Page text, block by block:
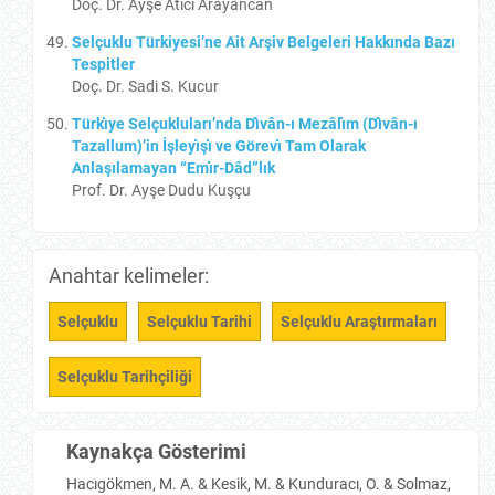
Doç. Dr. Ayşe Atıcı Arayancan
Selçuklu Türkiyesi’ne Ait Arşiv Belgeleri Hakkında Bazı
Tespitler
Doç. Dr. Sadi S. Kucur
Türkı̇ye Selçukluları’nda Dı̂vân-ı Mezâlı̇m (Dı̂vân-ı
Tazallum)’in İşleyı̇şı̇ ve Görevı̇ Tam Olarak
Anlaşılamayan “Emı̇r-Dâd”lık
Prof. Dr. Ayşe Dudu Kuşçu
Anahtar kelimeler:
Selçuklu Selçuklu Tarihi Selçuklu Araştırmaları
Selçuklu Tarihçiliği
Kaynakça Gösterimi
Hacıgökmen, M. A. & Kesik, M. & Kunduracı, O. & Solmaz,